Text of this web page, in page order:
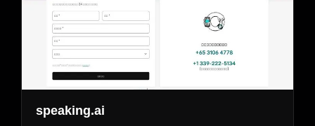
AI说唱生成器
AI语音助手 AI噪音消除 文本转音乐
AI唱歌生成器
speaking.ai